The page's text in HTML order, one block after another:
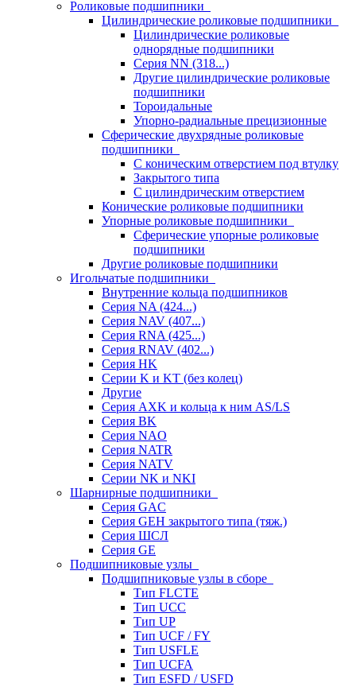
Роликовые подшипники
Цилиндрические роликовые подшипники
Цилиндрические роликовые
однорядные подшипники
Серия NN (318...)
Другие цилиндрические роликовые
подшипники
Тороидальные
Упорно-радиальные прецизионные
Сферические двухрядные роликовые
подшипники
С коническим отверстием под втулку
Закрытого типа
С цилиндрическим отверстием
Конические роликовые подшипники
Упорные роликовые подшипники
Сферические упорные роликовые
подшипники
Другие роликовые подшипники
Игольчатые подшипники
Внутренние кольца подшипников
Серия NA (424...)
Серия NAV (407...)
Серия RNA (425...)
Серия RNAV (402...)
Серия HK
Серии K и KT (без колец)
Другие
Серия AXK и кольца к ним AS/LS
Серия BK
Серия NAO
Серия NATR
Серия NATV
Серии NK и NKI
Шарнирные подшипники
Серия GAC
Серия GEH закрытого типа (тяж.)
Серия ШСЛ
Серия GE
Подшипниковые узлы
Подшипниковые узлы в сборе
Тип FLCTE
Тип UCC
Тип UP
Тип UCF / FY
Тип USFLE
Тип UCFA
Тип ESFD / USFD